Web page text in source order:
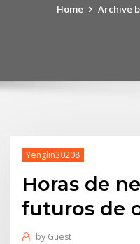
Home Archive
Yenglin30208
Horas de
futuros de
by Guest